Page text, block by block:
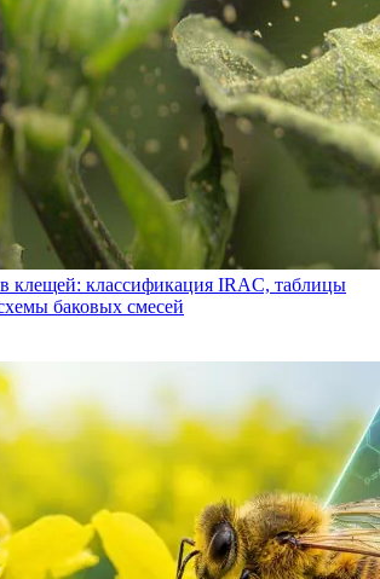
клещей: классификация IRAC, таблицы
баковых смесей